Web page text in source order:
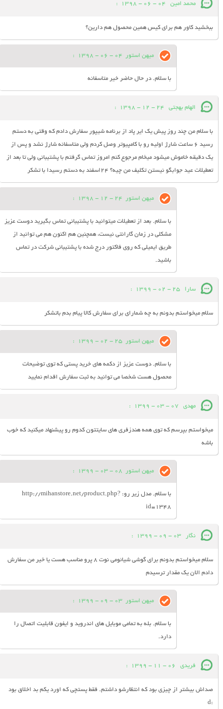
محمد امین 04 - 06 - 1398
:
ببخشید کاور هم برای کیس همین محصول هم دارین؟
میهن استور 04 - 06 - 1398
:
با سلام. در حال حاضر خیر متاسفانه
الهام بهجتی 24 - 12 - 1398
:
با سلام من چند روز پیش یک ایر پاد از برنامه شیپور سفارش دادم که وقتی به دستم
رسید ۶ ساعت شارژ اولیه رو با کامپیوتر وصل کردم ولی متاسفانه شارژ نشد و پس از
یک دقیقه خاموش میشود میخام مرجوع کنم امروز تماس گرفتم با پشتیبانی ولی تا بعد از
تعطیلات عید جوابگو نیستن تکلیف من چیه؟ ۲۴اسفند به دستم رسیدا با تشکر
میهن استور 24 - 12 - 1398
:
با سلام. بعد از تعطیلات میتوانید با پشتیبانی تماس بگیرید دوست عزیز
مشکلی در زمان گارانتی نیست، همچنین هم اکنون هم می توانید از
طریق ایمیلی که روی فاکتور درج شده با پشتیبانی شرکت در تماس
باشید.
سارا 25 - 02 - 1399
:
سلام میخواستم بدونم به چه شمارای برای سفارش کالا پیام بدم باتشکر
میهن استور 25 - 02 - 1399
:
با سلام. دوست عزیز از دکمه های خرید پستی که توی توضیحات
محصول هست شخصا می توانید به ثبت سفارش اقدام نمایید
مهدي 07 - 03 - 1399
:
ميخواستم بپرسم که توي همه هندزفري هاي سايتتون کدوم رو پيشنهاد ميکنيد که خوب
باشه
میهن استور 08 - 03 - 1399
:
با سلام. مدل زیر رو: http://mihanstore.net/product.php?
id=1348
نگار 03 - 09 - 1399
:
سلام میخواستم بدونم برای گوشی شیائومی نوت ۸ پرو مناسب هست یا خیر من سفارش
دادم الان یک مقدار ترسیدم
میهن استور 03 - 09 - 1399
:
با سلام. بله به تمامی موبایل های اندروید و ایفون قابلیت اتصال را
دارد.
فریدی 06 - 11 - 1399
:
صداش بیشتر از چیزی بود که انتظارشو داشتم. فقط پستچی که اورد یکم بد اخلاق بود
:d